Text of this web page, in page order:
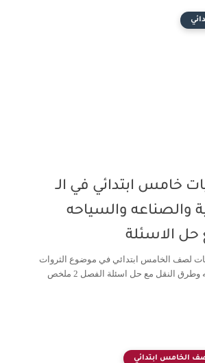
خامس ابتدائي في الـ
والصناعه والسياحه
الاسئلة
لصف الخامس ابتدائي في موضوع الثروات
المعدنية والصناعه والسياحه وطرق النقل مع حل اسئلة الفصل 2 ملخص
الخامس ابتدائي